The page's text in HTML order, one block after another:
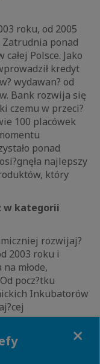
roku, od 2005
Zatrudnia ponad
Polsce. Jako
kredyt
wydawan? od
Bank rozwija się
czemu w przeci?
100 placówek
ponad
najlepszy
który
w kategorii
rozwijaj?
2003 roku i
młode,
pocz?tku
Inkubatorów
Poprzez zmianowy
pracownikom